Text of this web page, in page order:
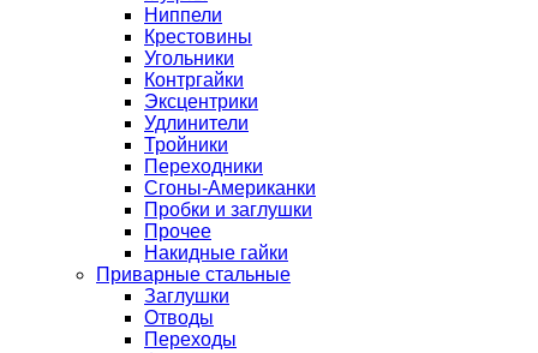
Ниппели
Крестовины
Угольники
Контргайки
Эксцентрики
Удлинители
Тройники
Переходники
Сгоны-Американки
Пробки и заглушки
Прочее
Накидные гайки
Приварные стальные
Заглушки
Отводы
Переходы